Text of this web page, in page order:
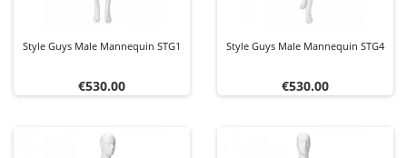
Style Guys Male Mannequin STG1
Price
€530.00
Style Guys Male Mannequin STG4
Price
€530.00